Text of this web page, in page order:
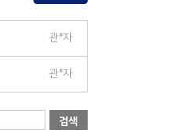
관*자
관*자
검색